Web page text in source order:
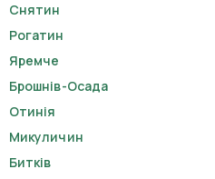
Снятин
Рогатин
Яремче
Брошнів-Осада
Отинія
Микуличин
Битків